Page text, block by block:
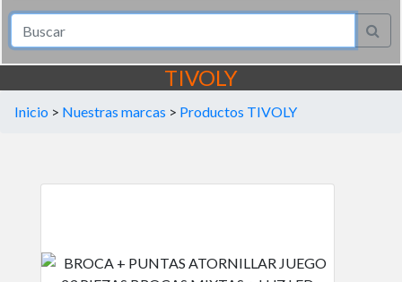
TIVOLY
Inicio > Nuestras marcas > Productos TIVOLY